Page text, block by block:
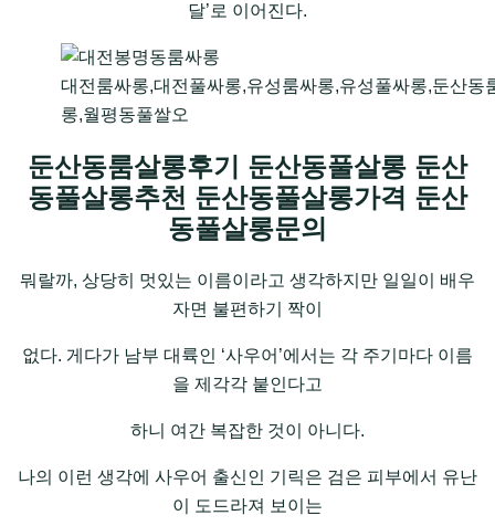
달’로 이어진다.
대전룸싸롱,대전풀싸롱,유성룸싸롱,유성풀싸롱,둔산동
롱,월평동풀쌀오
둔산동룸살롱후기 둔산동풀살롱 둔산
동풀살롱추천 둔산동풀살롱가격 둔산
동풀살롱문의
뭐랄까, 상당히 멋있는 이름이라고 생각하지만 일일이 배우
자면 불편하기 짝이
없다. 게다가 남부 대륙인 ‘사우어’에서는 각 주기마다 이름
을 제각각 붙인다고
하니 여간 복잡한 것이 아니다.
나의 이런 생각에 사우어 출신인 기릭은 검은 피부에서 유난
이 도드라져 보이는